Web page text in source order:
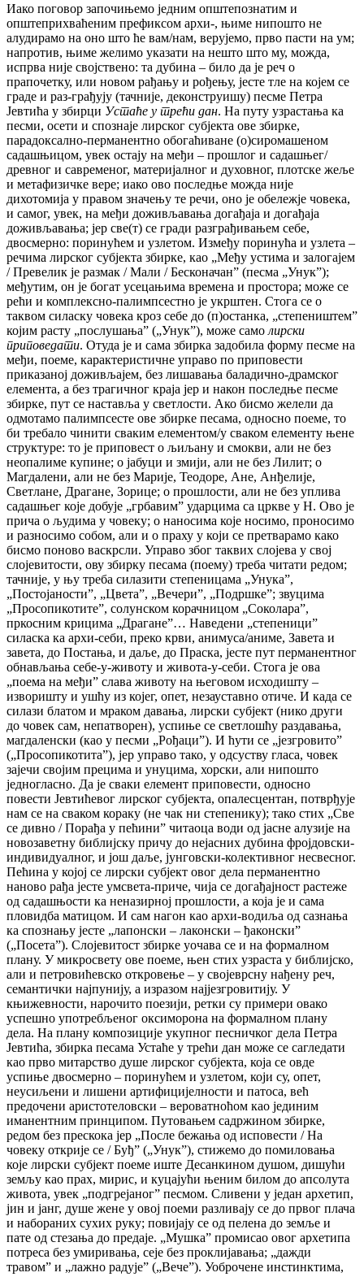
Иако поговор започињемо једним општепознатим и
општеприхваћеним префиксом архи-, њиме нипошто не
алудирамо на оно што ће вам/нам, верујемо, прво пасти на ум;
напротив, њиме желимо указати на нешто што му, можда,
испрва није својствено: та дубина – било да је реч о
прапочетку, или новом рађању и рођењу, јесте тле на којем се
граде и раз-грађују (тачније, деконструишу) песме Петра
Јевтића у збирци Устаће у трећи дан. На путу узрастања ка
песми, осети и спознаје лирског субјекта ове збирке,
парадоксално-перманентно обогаћиване (о)сиромашеном
садашњицом, увек остају на међи – прошлог и садашњег/
древног и савременог, материјалног и духовног, плотске жеље
и метафизичке вере; иако ово последње можда није
дихотомија у правом значењу те речи, оно је обележје човека,
и самог, увек, на међи доживљавања догађаја и догађаја
доживљавања; јер све(т) се гради разграђивањем себе,
двосмерно: поринућем и узлетом. Између поринућа и узлета –
речима лирског субјекта збирке, као „Међу устима и залогајем
/ Превелик је размак / Мали / Бесконачанˮ (песма „Унукˮ);
међутим, он је богат усецањима времена и простора; може се
рећи и комплексно-палимпсестно је укрштен. Стога се о
таквом силаску човека кроз себе до (п)останка, „степеништемˮ
којим расту „послушањаˮ („Унукˮ), може само лирски
приповедати. Отуда је и сама збирка задобила форму песме на
међи, поеме, карактеристичне управо по приповести
приказаној доживљајем, без лишавања баладично-драмског
елемента, а без трагичног краја јер и након последње песме
збирке, пут се наставља у светлости. Ако бисмо желели да
одмотамо палимпсесте ове збирке песама, односно поеме, то
би требало чинити сваким елементом/у сваком елементу њене
структуре: то је приповест о љиљану и смокви, али не без
неопалиме купине; о јабуци и змији, али не без Лилит; о
Магдалени, али не без Марије, Теодоре, Ане, Анђелије,
Светлане, Драгане, Зорице; о прошлости, али не без уплива
садашњег које добује „грбавимˮ ударцима са цркве у Н. Ово је
прича о људима у човеку; о наносима које носимо, проносимо
и разносимо собом, али и о праху у који се претварамо како
бисмо поново васкрсли. Управо због таквих слојева у свој
слојевитости, ову збирку песама (поему) треба читати редом;
тачније, у њу треба силазити степеницама „Унукаˮ,
„Постојаностиˮ, „Цветаˮ, „Вечериˮ, „Подршкеˮ; звуцима
„Просопикотитеˮ, солунском корачницом „Соколараˮ,
пркосним крицима „Драганеˮ… Наведени „степенициˮ
силаска ка архи-себи, преко крви, анимуса/аниме, Завета и
завета, до Постања, и даље, до Праска, јесте пут перманентног
обнављања себе-у-животу и живота-у-себи. Стога је ова
„поема на међиˮ слава животу на његовом исходишту –
изворишту и ушћу из којег, опет, незауставно отиче. И када се
силази блатом и мраком давања, лирски субјект (нико други
до човек сам, непатворен), успиње се светлошћу раздавања,
магдаленски (као у песми „Рођациˮ). И ћути се „језгровитоˮ
(„Просопикотитаˮ), јер управо тако, у одсуству гласа, човек
зајечи својим прецима и унуцима, хорски, али нипошто
једногласно. Да је сваки елемент приповести, односно
повести Јевтићевог лирског субјекта, опалесцентан, потврђује
нам се на сваком кораку (не чак ни степенику); тако стих „Све
се дивно / Порађа у пећиниˮ читаоца води од јасне алузије на
новозаветну библијску причу до нејасних дубина фројдовски-
индивидуалног, и још даље, јунговски-колективног несвесног.
Пећина у којој се лирски субјект овог дела перманентно
наново рађа јесте умсвета-приче, чија се догађајност растеже
од садашњости ка неназирној прошлости, а која је и сама
пловидба матицом. И сам нагон као архи-водиља од сазнања
ка спознању јесте „лапонски – лаконски – ђаконскиˮ
(„Посетаˮ). Слојевитост збирке уочава се и на формалном
плану. У микросвету ове поеме, њен стих узраста у библијско,
али и петровићевско откровење – у својеврсну нађену реч,
семантички најпунију, а изразом најјезгровитију. У
књижевности, нарочито поезији, ретки су примери овако
успешно употребљеног оксиморона на формалном плану
дела. На плану композиције укупног песничког дела Петра
Јевтића, збирка песама Устаће у трећи дан може се сагледати
као прво митарство душе лирског субјекта, која се овде
успиње двосмерно – поринућем и узлетом, који су, опет,
неусиљени и лишени артифицијелности и патоса, већ
предочени аристотеловски – вероватноћом као јединим
иманентним принципом. Путовањем садржином збирке,
редом без прескока јер „После бежања од исповести / На
човеку открије се / Буђˮ („Унукˮ), стижемо до помиловања
које лирски субјект поеме иште Десанкином душом, дишући
земљу као прах, мирис, и куцајући њеним билом до апсолута
живота, увек „подгрејаногˮ песмом. Сливени у један архетип,
јин и јанг, душе жене у овој поеми разливају се до првог плача
и набораних сухих руку; повијају се од пелена до земље и
пате од стезања до предаје. „Мушкаˮ промисао овог архетипа
потреса без умиривања, сеје без проклијавања; „дажди
травомˮ и „лажно радујеˮ („Вечеˮ). Уоброчене инстинктима,